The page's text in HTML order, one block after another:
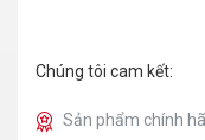
Chúng tôi cam kết:
Sản phẩm chính